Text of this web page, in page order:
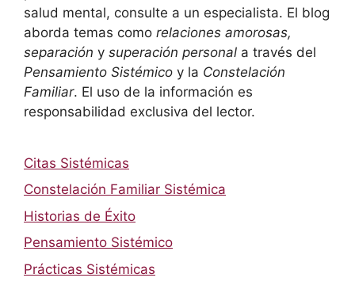
salud mental, consulte a un especialista. El blog
aborda temas como relaciones amorosas,
separación y superación personal a través del
Pensamiento Sistémico y la Constelación
Familiar. El uso de la información es
responsabilidad exclusiva del lector.
Citas Sistémicas
Constelación Familiar Sistémica
Historias de Éxito
Pensamiento Sistémico
Prácticas Sistémicas